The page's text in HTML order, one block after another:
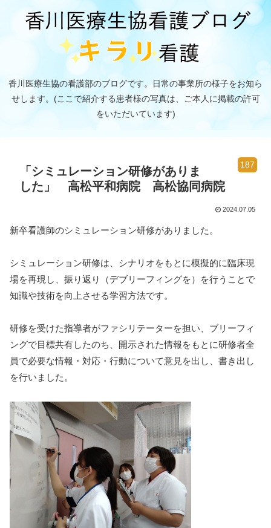
香川医療生協の看護部のブログです。日常の事業所の様子をお知ら
せします。(ここで紹介する患者様の写真は、ご本人に掲載の許可
をいただいています)
187
「シミュレーション研修がありま
した」 高松平和病院 高松協同病院
2024.07.05
新卒看護師のシミュレーション研修がありました。
シミュレーション研修は、シナリオをもとに模擬的に臨床現
場を再現し、振り返り（デブリーフィングを）を行うことで
知識や技術を向上させる学習方法です。
研修を受けた指導者がファシリテーターを担い、ブリーフィ
ングで目標共有したのち、開示された情報をもとに研修者全
員で必要な情報・対応・行動について意見を出し、書き出し
を行いました。